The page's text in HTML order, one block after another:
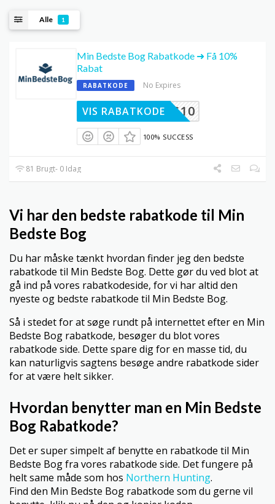
Alle 1
Min Bedste Bog Rabatkode ➜ Få 10%
Rabat
RABATKODE No Expires
HURTIG10
VIS RABATKODE
100% SUCCESS
81 Brugt- 0 Idag
Vi har den bedste rabatkode til Min
Bedste Bog
Du har måske tænkt hvordan finder jeg den bedste
rabatkode til Min Bedste Bog. Dette gør du ved blot at
gå ind på vores rabatkodeside, for vi har altid den
nyeste og bedste rabatkode til Min Bedste Bog.
Så i stedet for at søge rundt på internettet efter en Min
Bedste Bog rabatkode, besøger du blot vores
rabatkode side. Dette spare dig for en masse tid, du
kan naturligvis sagtens besøge andre rabatkode sider
for at være helt sikker.
Hvordan benytter man en Min Bedste
Bog Rabatkode?
Det er super simpelt af benytte en rabatkode til Min
Bedste Bog fra vores rabatkode side. Det fungere på
helt same måde som hos Northern Hunting.
Find den Min Bedste Bog rabatkode som du gerne vil